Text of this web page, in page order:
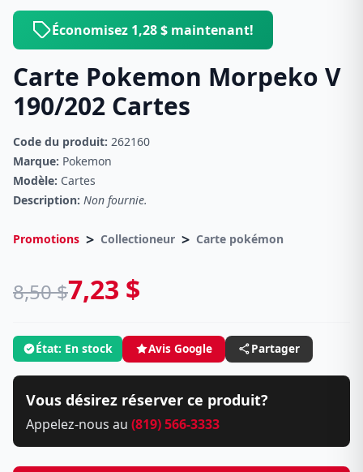
Économisez 1,28 $ maintenant!
Carte Pokemon Morpeko V
190/202 Cartes
Code du produit: 262160
Marque: Pokemon
Modèle: Cartes
Description: Non fournie.
Promotions > Collectioneur > Carte pokémon
8,50 $7,23 $
État: En stock Avis Google Partager
Vous désirez réserver ce produit?
Appelez-nous au (819) 566-3333